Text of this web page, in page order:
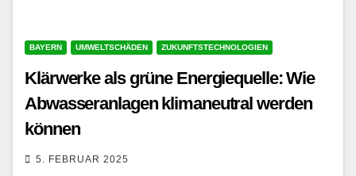
BAYERN UMWELTSCHÄDEN ZUKUNFTSTECHNOLOGIEN
Klärwerke als grüne Energiequelle: Wie
Abwasseranlagen klimaneutral werden
können
5. FEBRUAR 2025